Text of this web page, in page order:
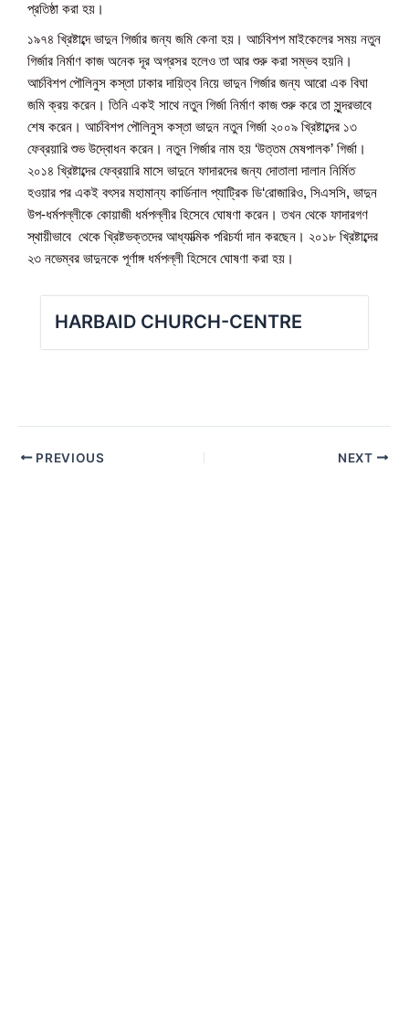
প্রতিষ্ঠা করা হয়।
১৯৭৪ খ্রিষ্টাব্দে ভাদুন গির্জার জন্য জমি কেনা হয়। আর্চবিশপ মাইকেলের সময় নতুন
গির্জার নির্মাণ কাজ অনেক দূর অগ্রসর হলেও তা আর শুরু করা সম্ভব হয়নি।
আর্চবিশপ পৌলিনুস কস্তা ঢাকার দায়িত্ব নিয়ে ভাদুন গির্জার জন্য আরো এক বিঘা
জমি ক্রয় করেন। তিনি একই সাথে নতুন গির্জা নির্মাণ কাজ শুরু করে তা সুন্দরভাবে
শেষ করেন। আর্চবিশপ পৌলিনুস কস্তা ভাদুন নতুন গির্জা ২০০৯ খ্রিষ্টাব্দের ১৩
ফেব্রয়ারি শুভ উদ্বোধন করেন। নতুন গির্জার নাম হয় ‘উত্তম মেষপালক’ গির্জা।
২০১৪ খ্রিষ্টাব্দের ফেব্রয়ারি মাসে ভাদুনে ফাদারদের জন্য দোতালা দালান নির্মিত
হওয়ার পর একই বৎসর মহামান্য কার্ডিনাল প্যাট্রিক ডি‘রোজারিও, সিএসসি, ভাদুন
উপ-ধর্মপল্লীকে কোয়াজী ধর্মপল্লীর হিসেবে ঘোষণা করেন। তখন থেকে ফাদারগণ
স্থায়ীভাবে থেকে খ্রিষ্টভক্তদের আধ্যাত্মিক পরিচর্যা দান করছেন। ২০১৮ খ্রিষ্টাব্দের
২৩ নভেম্বর ভাদুনকে পূর্ণাঙ্গ ধর্মপল্লী হিসেবে ঘোষণা করা হয়।
HARBAID CHURCH-CENTRE
PREVIOUS NEXT